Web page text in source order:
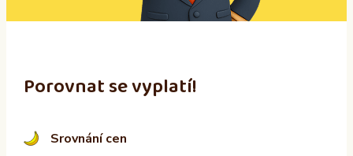
:
Porovnat se vyplatí!
Srovnání cen